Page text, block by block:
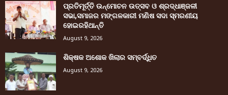
ପ୍ରତିମୂର୍ତ୍ତି ଉନ୍ମୋଚନ ଉତ୍ସବ ଓ ଶ୍ରଦ୍ଧାଞ୍ଜଳୀ
ସଭା,ସମାଜର ମଙ୍ଗଳକାରୀ ମଣିଷ ସଦା ସ୍ମରଣୀୟ
ହୋଇରହିଥାନ୍ତି
August 9, 2026
ଶିକ୍ଷକ ଅଶୋକ ଖିଲାର ସମ୍ବର୍ଦ୍ଧିତ
August 9, 2026